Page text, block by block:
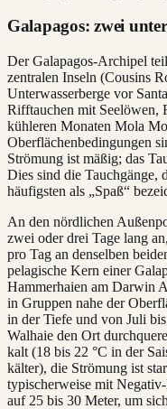
Galapagos: zwei
Der Galapagos-Archipel
zentralen Inseln (Cousins
Unterwasserberge vor
Rifftauchen mit Seelöwen,
kühleren Monaten Mola
Oberflächenbedingungen
Strömung ist mäßig; das
Dies sind die Tauchgänge,
häufigsten als „Spaß“
An den nördlichen
zwei oder drei Tage lang
pro Tag an denselben
pelagische Kern einer
Hammerhaien am Darwin
in Gruppen nahe der
in der Tiefe und von Juli
Walhaie den Ort
kalt (18 bis 22 °C in der
kälter), die Strömung ist
typischerweise mit
auf 25 bis 30 Meter, um